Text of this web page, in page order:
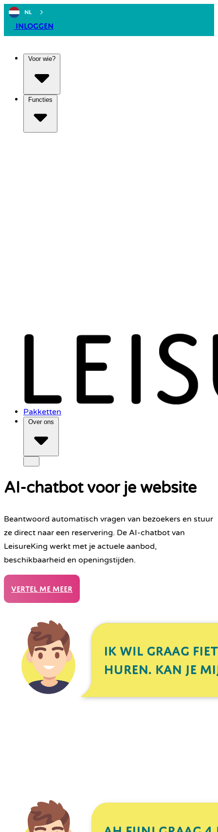
NL
Inloggen
Voor wie?
Functies
Pakketten
Over ons
AI-chatbot voor je website
Beantwoord automatisch vragen van bezoekers en stuur
ze direct naar een reservering. De AI-chatbot van
LeisureKing werkt met je actuele aanbod,
beschikbaarheid en openingstijden.
Vertel me meer